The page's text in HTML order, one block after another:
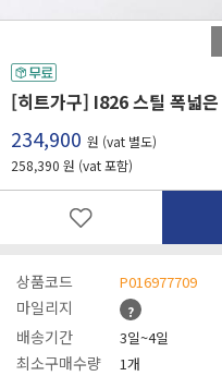
[히트가구] I826 스틸 폭넓
234,900 원 (vat 별도)
258,390 원 (vat 포함)
상품코드 P016977709
마일리지 ?
배송기간 3일~4일
최소구매수량 1개